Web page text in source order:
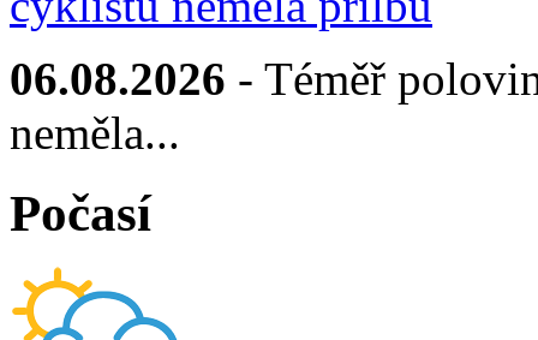
06.08.2026 - Téměř
neměla...
Počasí